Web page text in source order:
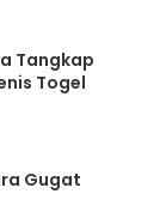
Tangkap
Togel
Gugat